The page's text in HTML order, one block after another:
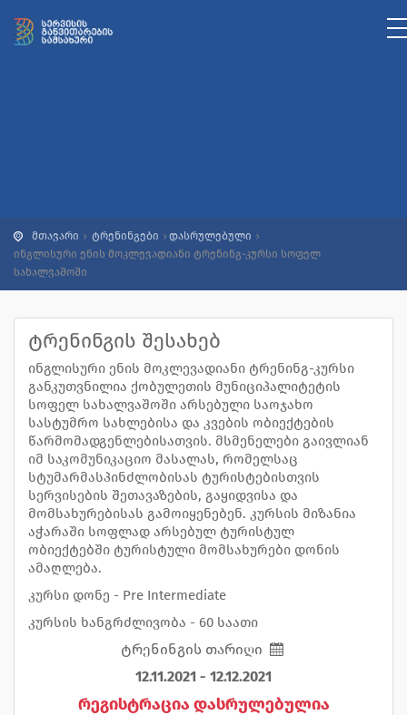
მთავარი ტრენინგები
დასრულებული
ინგლისური ენის მოკლევადიანი ტრენინგ-კურსი სოფელ
სახალვაშოში
ტრენინგის შესახებ
ინგლისური ენის მოკლევადიანი ტრენინგ-კურსი
განკუთვნილია ქობულეთის მუნიციპალიტეტის
სოფელ სახალვაშოში არსებული საოჯახო
სასტუმრო სახლებისა და კვების ობიექტების
წარმომადგენლებისათვის. მსმენელები გაივლიან
იმ საკომუნიკაციო მასალას, რომელსაც
სტუმარმასპინძლობისას ტურისტებისთვის
სერვისების შეთავაზების, გაყიდვისა და
მომსახურებისას გამოიყენებენ. კურსის მიზანია
აჭარაში სოფლად არსებულ ტურისტულ
ობიექტებში ტურისტული მომსახურები დონის
ამაღლება.
კურსი დონე - Pre Intermediate
კურსის ხანგრძლივობა - 60 საათი
ტრენინგის თარიღი
12.11.2021 - 12.12.2021
რეგისტრაცია დასრულებულია